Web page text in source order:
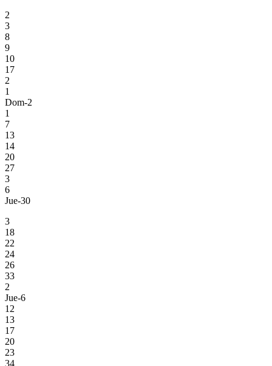
2
3
8
9
10
17
2
1
Dom-2
1
7
13
14
20
27
3
6
Jue-30
3
18
22
24
26
33
2
Jue-6
12
13
17
20
23
34